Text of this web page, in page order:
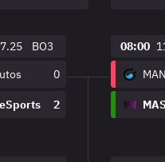
BO3
0
2
08:00